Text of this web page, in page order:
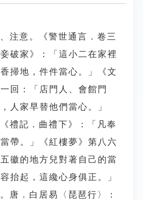
注意。《警世通言．卷三
破家》：「這小二在家裡
掃地，件件當心。」《文
回：「店門人、會館門
人家早替他們當心。」
禮記．曲禮下》：「凡奉
帶。」《紅樓夢》第八六
徽的地方兒對著自己的當
抬起，這纔心身俱正。」
唐．白居易〈琵琶行〉：